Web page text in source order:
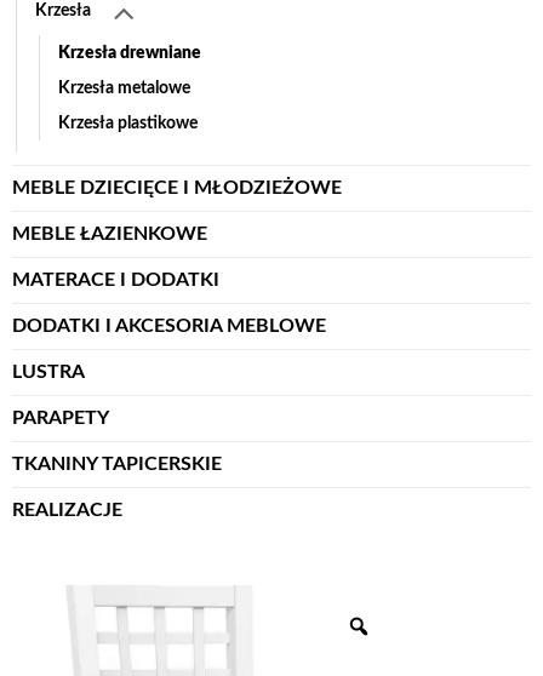
Krzesła
Krzesła drewniane
Krzesła metalowe
Krzesła plastikowe
MEBLE DZIECIĘCE I MŁODZIEŻOWE
MEBLE ŁAZIENKOWE
MATERACE I DODATKI
DODATKI I AKCESORIA MEBLOWE
LUSTRA
PARAPETY
TKANINY TAPICERSKIE
REALIZACJE